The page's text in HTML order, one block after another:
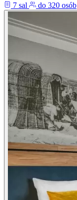
7 sal
do 320 osób